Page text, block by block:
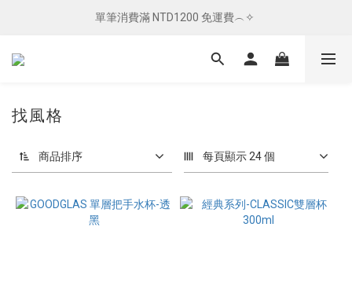
單筆消費滿 NTD1200 免運費︵✧
單筆消費滿 NTD1200 免運費︵✧
總柴發福利 ✦ 全館滿 $800 贈紅包袋
找風格
商品排序 每頁顯示 24 個